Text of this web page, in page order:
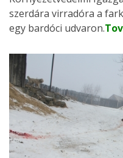
szerdára virradóra a
egy bardóci udvaron.